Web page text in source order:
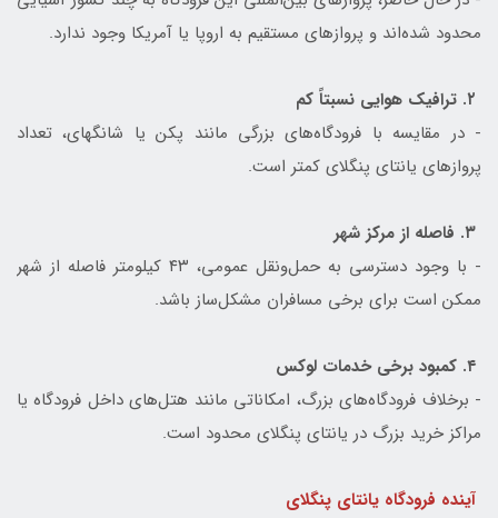
محدود شده‌اند و پروازهای مستقیم به اروپا یا آمریکا وجود ندارد.
- در مقایسه با فرودگاه‌های بزرگی مانند پکن یا شانگهای، تعداد
پروازهای یانتای پنگلای کمتر است.
- با وجود دسترسی به حمل‌ونقل عمومی، ۴۳ کیلومتر فاصله از شهر
ممکن است برای برخی مسافران مشکل‌ساز باشد.
- برخلاف فرودگاه‌های بزرگ، امکاناتی مانند هتل‌های داخل فرودگاه یا
مراکز خرید بزرگ در یانتای پنگلای محدود است.
آینده فرودگاه یانتای پنگلای